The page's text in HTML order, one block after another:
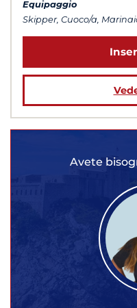
Equipaggio
Skipper, Cuoco/a,
Avete